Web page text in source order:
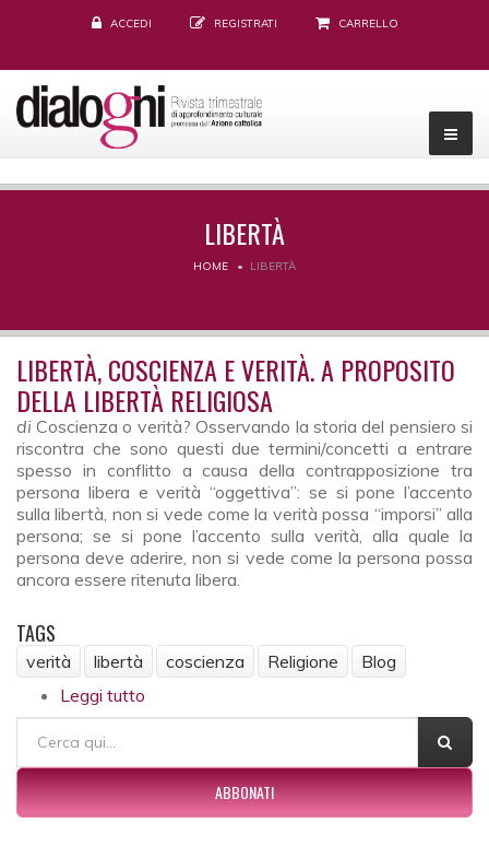
ACCEDI REGISTRATI CARRELLO
LIBERTÀ
HOME LIBERTÀ
LIBERTÀ, COSCIENZA E VERITÀ. A PROPOSITO
DELLA LIBERTÀ RELIGIOSA
di Coscienza o verità? Osservando la storia del pensiero si
riscontra che sono questi due termini/concetti a entrare
spesso in conflitto a causa della contrapposizione tra
persona libera e verità “oggettiva”: se si pone l’accento
sulla libertà, non si vede come la verità possa “imporsi” alla
persona; se si pone l’accento sulla verità, alla quale la
persona deve aderire, non si vede come la persona possa
ancora essere ritenuta libera.
TAGS
verità libertà coscienza Religione
Blog
Leggi tutto
della libertà religiosa
FORM DI RICERCA
ABBONATI